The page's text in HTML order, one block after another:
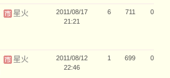
星火
2011/08/17
21:21
6 711 0
星火
2011/08/12
22:46
1 699 0